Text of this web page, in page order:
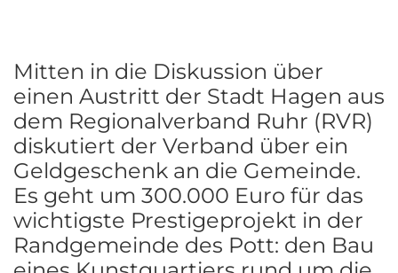
Mitten in die Diskussion über
einen Austritt der Stadt Hagen aus
dem Regionalverband Ruhr (RVR)
diskutiert der Verband über ein
Geldgeschenk an die Gemeinde.
Es geht um 300.000 Euro für das
wichtigste Prestigeprojekt in der
Randgemeinde des Pott: den Bau